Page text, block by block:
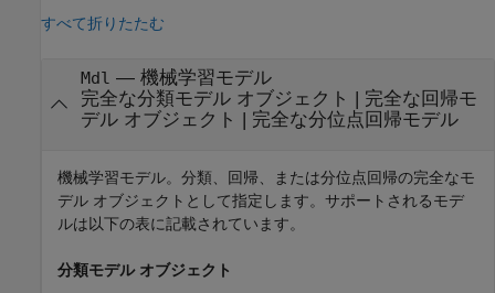
すべて折りたたむ
Mdl — 機械学習モデル
完全な分類モデル オブジェクト | 完全な回帰モ
デル オブジェクト | 完全な分位点回帰モデル
機械学習モデル。分類、回帰、または分位点回帰の完全なモ
デル オブジェクトとして指定します。サポートされるモデ
ルは以下の表に記載されています。
分類モデル オブジェクト